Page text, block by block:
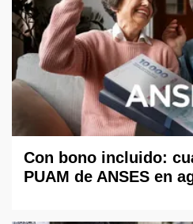
Con bono incluido:
PUAM de ANSES en